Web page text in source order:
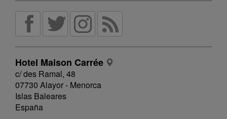
Hotel Maison Carrée
c/ des Ramal, 48
07730 Alayor - Menorca
Islas Baleares
España